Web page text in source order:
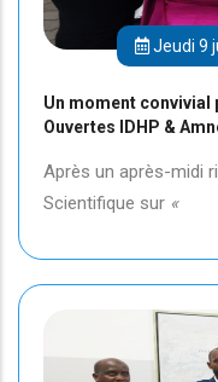
Jeudi 9
Un moment
Ouvertes IDHP &
Après un après-midi
Scientifique sur «